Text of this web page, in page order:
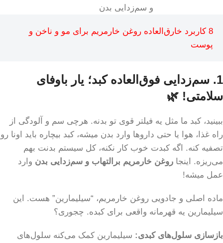
و سم‌زدایی بدن
8 کاربرد خارق‌العاده روغن خارمریم برای مو و ناخن و
پوست
1. سم‌زدایی فوق‌العاده کبد؛ یار باوفای
سلامتی! 🌿
ببینید، کبد ما مثل یه فیلتر قوی تو بدنه. هرچی سم و آلودگی از
راه غذا، هوا یا حتی داروها وارد بدن میشه، کبد بیچاره باید اونا رو
تصفیه کنه. اگه کبدت خوب کار نکنه، کل سیستم بدنت بهم
می‌ریزه. اینجا روغن خارمریم برالتهاب و سم‌زدایی بدن وارد
عمل میشه!
ماده اصلی و جادویی روغن خارمریم، “سیلیمارین” هست. این
سیلیمارین یه قهرمانه واقعی برای کبده. چجوری؟
بازسازی سلول‌های کبدی: سیلیمارین کمک می‌کنه سلول‌های